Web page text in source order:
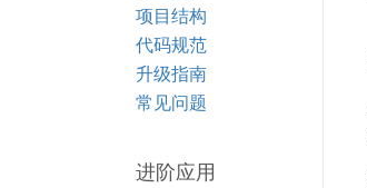
项目结构
代码规范
升级指南
常见问题
进阶应用